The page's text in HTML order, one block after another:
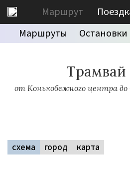
Маршрут
Маршруты
Остановки
от Конькобежного центра
схема город карта